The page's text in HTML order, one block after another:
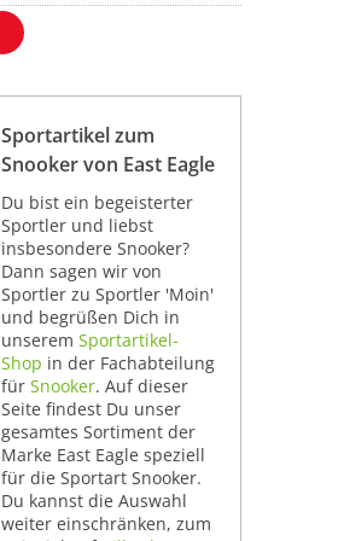
Sportartikel zum
Snooker von East Eagle
Du bist ein begeisterter
Sportler und liebst
insbesondere Snooker?
Dann sagen wir von
Sportler zu Sportler 'Moin'
und begrüßen Dich in
unserem Sportartikel-
Shop in der Fachabteilung
für Snooker. Auf dieser
Seite findest Du unser
gesamtes Sortiment der
Marke East Eagle speziell
für die Sportart Snooker.
Du kannst die Auswahl
weiter einschränken, zum